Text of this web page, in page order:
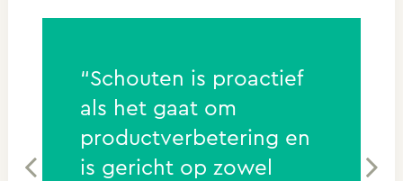
“Schouten is proactief
als het gaat om
productverbetering en
is gericht op zowel